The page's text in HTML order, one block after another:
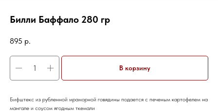
Билли Баффало 280 гр
895 р.
В корзину
Бифштекс из рубленной мраморной говядины подается с печеным картофелем на
мангале и соусом ягодным ткемали